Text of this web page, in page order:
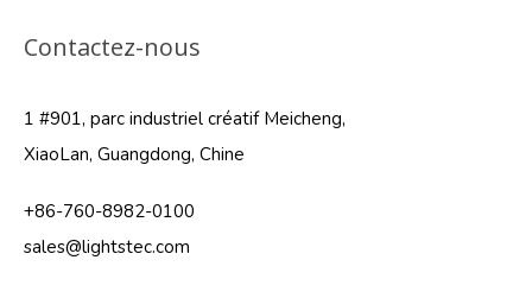
Contactez-nous
1 #901, parc industriel créatif Meicheng,
XiaoLan, Guangdong, Chine
+86-760-8982-0100
sales@lightstec.com